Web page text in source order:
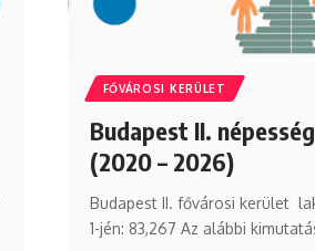
FŐVÁROSI KERÜLET
Budapest II.
(2020 – 2026)
Budapest II. fővárosi kerület
1-jén: 83,267 Az alábbi